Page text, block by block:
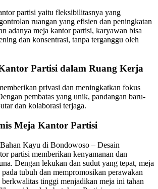
partisi yaitu fleksibilitasnya yang
ruangan yang efisien dan peningkatan
adanya meja kantor partisi, karyawan bisa
dan konsentrasi, tanpa terganggu oleh
Partisi dalam Ruang Kerja
privasi dan meningkatkan fokus
pembatas yang unik, pandangan baru-
dan kolaborasi terjaga.
Meja Kantor Partisi
Kayu di Bondowoso – Desain
partisi memberikan kenyamanan dan
Dengan lekukan dan sudut yang tepat, meja
tubuh dan mempromosikan perawakan
tinggi menjadikan meja ini tahan